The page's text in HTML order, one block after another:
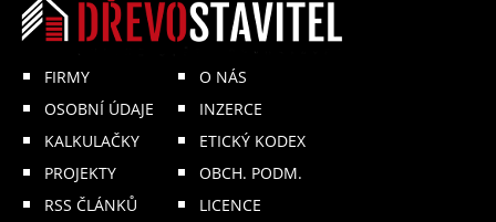
FIRMY
OSOBNÍ ÚDAJE
KALKULAČKY
PROJEKTY
RSS ČLÁNKŮ
O NÁS
INZERCE
ETICKÝ KODEX
OBCH. PODM.
LICENCE